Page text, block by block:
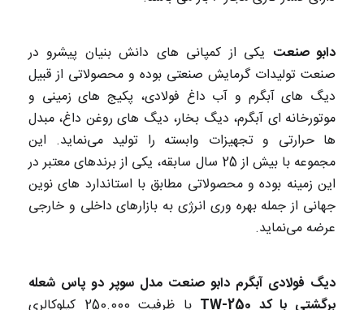
دابو صنعت یکی از کمپانی های دانش بنیان پیشرو در
صنعت تولیدات گرمایش صنعتی بوده و محصولاتی از قبیل
دیگ های آبگرم و آب داغ فولادی، پکیج های زمینی و
موتورخانه ای آبگرم، دیگ بخار، دیگ های روغن داغ، مبدل
ها حرارتی و تجهیزات وابسته را تولید می‌نماید. این
مجموعه با بیش از 25 سال سابقه، یکی از برندهای معتبر در
این زمینه بوده و محصولاتی مطابق با استاندارد های نوین
جهانی از جمله بهره وری انرژی به بازارهای داخلی و خارجی
عرضه می‌نماید.
دیگ فولادی آبگرم دابو صنعت مدل سوپر دو پاس شعله
برگشتی با کد TW-250
با ظرفیت 250.000 کیلوکالری